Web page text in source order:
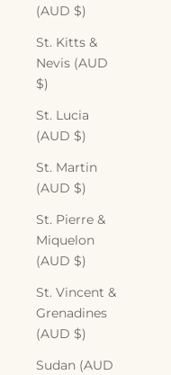
(AUD $)
St. Kitts &
Nevis (AUD
$)
St. Lucia
(AUD $)
St. Martin
(AUD $)
St. Pierre &
Miquelon
(AUD $)
St. Vincent &
Grenadines
(AUD $)
Sudan (AUD